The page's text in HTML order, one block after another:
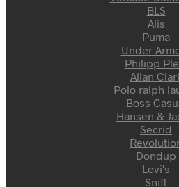
BLS
Alis
Puma
Under
Philipp
Allan
Polo ralph
Boss
Hansen &
Secrid
Dondup
Levi's
Sniff